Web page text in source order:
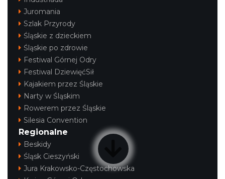
Juromania
Szlak Przyrody
Śląskie z dzieckiem
Śląskie po zdrowie
Festiwal Górnej Odry
Festiwal DziewięćSił
Kajakiem przez Śląskie
Narty w Śląskim
Rowerem przez Śląskie
Silesia Convention
Regionalne
Beskidy
Śląsk Cieszyński
Jura Krakowsko-Częstochowska